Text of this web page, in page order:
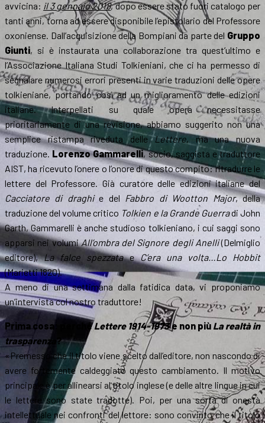
avvicina: il 3 gennaio 2018, dopo essere stato fuori catalogo per
tanti anni, torna ad essere disponibile l’epistolario del Professore
oxoniense. Dall’acquisizione della Bompiani da parte del Gruppo
Giunti, si è instaurata una collaborazione tra quest’ultimo e
l’Associazione Italiana Studi Tolkieniani, che ci ha permesso di
segnalare numerosi errori presenti in varie traduzioni delle opere
tolkieniane, portando così ad un miglioramento delle edizioni
italiane. Interpellati su quale opera necessitasse
prioritariamente di una revisione, abbiamo suggerito non una
semplice ristampa riveduta delleLettere, ma una nuova
traduzione.Lorenzo Gammarelli, socio, saggista e traduttore
AIST, ha ricevuto l’onere o l’onore di questo compito: ritradurre le
lettere del Professore. Già curatore delle edizioni italiane del
Cacciatore di draghie del Fabbro di Wootton Major, della
traduzione del volume critico Tolkien e la Grande Guerradi John
Garth, Gammarelli è anche studioso tolkieniano, i cui saggi sono
apparsi nei volumiAll’ombra del Signore degli Anelli(Delmiglio
editore),La falce spezzataeC’era una volta…Lo Hobbit
(Marietti 1820).
A meno di una settimana dalla fatidica data, vi proponiamo
un’intervista col nostro traduttore!
Prima cosa: perchéLettere 1914-1973e non più La realtà in
trasparenza ?
«Premesso che il titolo viene scelto dall’editore, non nascondo di
avere fortemente caldeggiato questo cambiamento. Il motivo
principale è per allinearsi al titolo inglese (e delle altre lingue in cui
le lettere sono state tradotte). Poi, per una sorta di onestà
intellettuale nei confronti del lettore: sono convinto che il titolo